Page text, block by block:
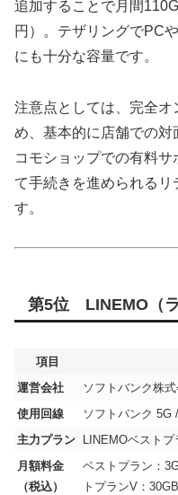
追加することで月間
円）。テザリングでPC
にも十分な容量です。
注意点としては、完全オ
め、基本的に店舗での対
コモショップでの有料
て手続きを進められるリ
す。
第5位 LINEMO（ラ
項目
運営会社
ソフトバンク株
使用回線
ソフトバンク 5G
主力プラン
LINEMOベスト
月額料金
（税込）
ベストプラン：
トプランV：